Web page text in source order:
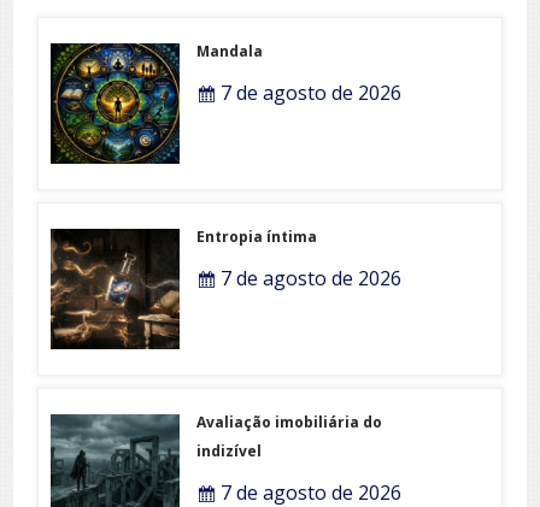
Mandala
7 de agosto de 2026
Entropia íntima
7 de agosto de 2026
Avaliação imobiliária do
indizível
7 de agosto de 2026